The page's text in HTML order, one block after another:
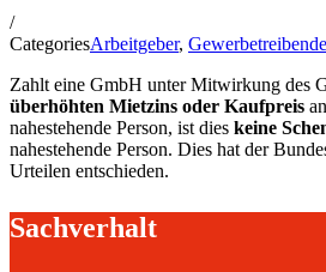
/
CategoriesArbeitgeber, Gewerbetreibende
Zahlt eine GmbH unter Mitwirkung des
überhöhten Mietzins oder Kaufpreis
nahestehende Person, ist dies keine
nahestehende Person. Dies hat der
Urteilen entschieden.
Sachverhalt